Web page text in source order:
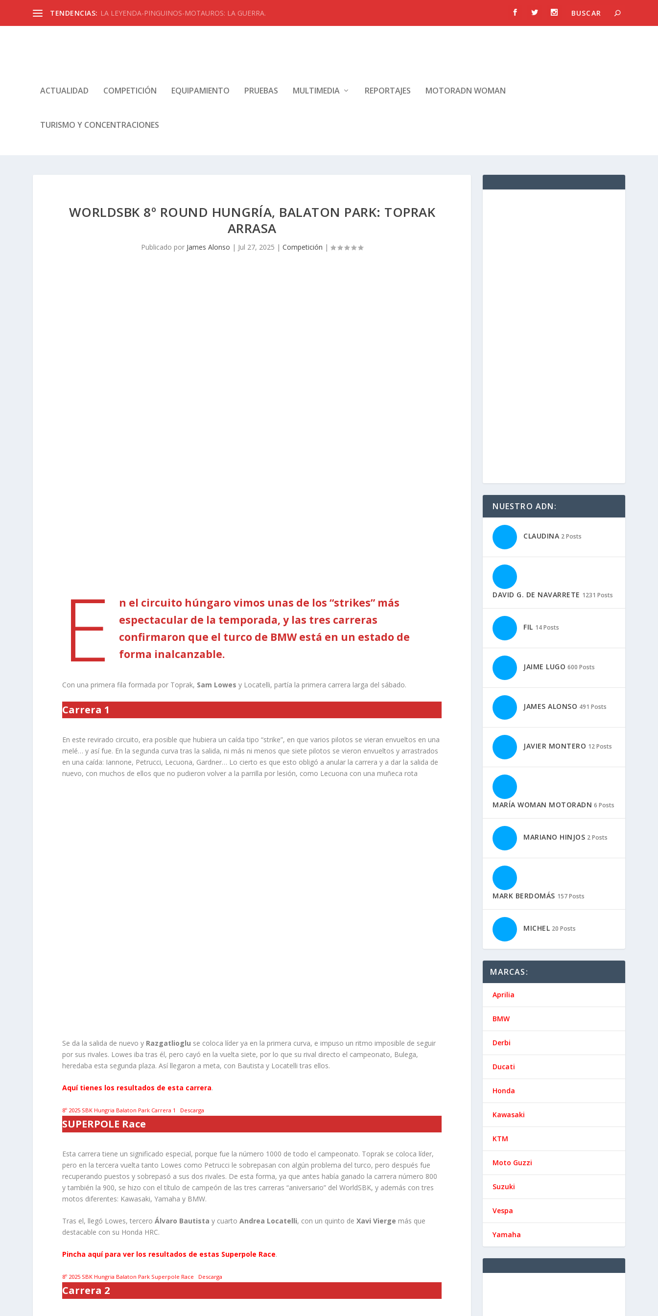
TENDENCIAS: LA LEYENDA-PINGUINOS-MOTAUROS: LA GUERRA.
ACTUALIDAD COMPETICIÓN EQUIPAMIENTO PRUEBAS MULTIMEDIA REPORTAJES MOTORADN WOMAN
TURISMO Y CONCENTRACIONES
WORLDSBK 8º ROUND HUNGRÍA, BALATON PARK: TOPRAK
ARRASA
Publicado por James Alonso | Jul 27, 2025 |Competición |
E
n el circuito húngaro vimos unas de los “strikes” más
espectacular de la temporada, y las tres carreras
confirmaron que el turco de BMW está en un estado de
forma inalcanzable.
Con una primera fila formada por Toprak, Sam Lowesy Locatelli, partía la primera carrera larga del sábado.
Carrera 1
En este revirado circuito, era posible que hubiera un caída tipo “strike”, en que varios pilotos se vieran envueltos en una
melé… y así fue. En la segunda curva tras la salida, ni más ni menos que siete pilotos se vieron envueltos y arrastrados
en una caída: Iannone, Petrucci, Lecuona, Gardner… Lo cierto es que esto obligó a anular la carrera y a dar la salida de
nuevo, con muchos de ellos que no pudieron volver a la parrilla por lesión, como Lecuona con una muñeca rota
Se da la salida de nuevo y Razgatlioglu se coloca líder ya en la primera curva, e impuso un ritmo imposible de seguir
por sus rivales. Lowes iba tras él, pero cayó en la vuelta siete, por lo que su rival directo el campeonato, Bulega,
heredaba esta segunda plaza. Así llegaron a meta, con Bautista y Locatelli tras ellos.
Aquí tienes los resultados de esta carrera.
8º 2025 SBK Hungria Balaton Park Carrera 1 Descarga
SUPERPOLE Race
Esta carrera tiene un significado especial, porque fue la número 1000 de todo el campeonato. Toprak se coloca líder,
pero en la tercera vuelta tanto Lowes como Petrucci le sobrepasan con algún problema del turco, pero después fue
recuperando puestos y sobrepasó a sus dos rivales. De esta forma, ya que antes había ganado la carrera número 800
y también la 900, se hizo con el título de campeón de las tres carreras “aniversario” del WorldSBK, y además con tres
motos diferentes: Kawasaki, Yamaha y BMW.
Tras el, llegó Lowes, terceroÁlvaro Bautistay cuartoAndrea Locatelli, con un quinto deXavi Vierge más que
destacable con su Honda HRC.
Pincha aquí para ver los resultados de estas Superpole Race.
8º 2025 SBK Hungria Balaton Park Superpole Race Descarga
Carrera 2
NUESTRO ADN:
CLAUDINA 2 Posts
DAVID G. DE NAVARRETE 1231 Posts
FIL 14 Posts
JAIME LUGO 600 Posts
JAMES ALONSO 491 Posts
JAVIER MONTERO 12 Posts
MARÍA WOMAN MOTORADN 6 Posts
MARIANO HINJOS 2 Posts
MARK BERDOMÁS 157 Posts
MICHEL 20 Posts
MARCAS:
Aprilia
BMW
Derbi
Ducati
Honda
Kawasaki
KTM
Moto Guzzi
Suzuki
Vespa
Yamaha